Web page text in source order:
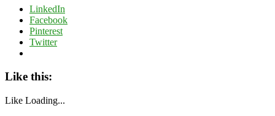
LinkedIn
Facebook
Pinterest
Twitter
Like this:
Like Loading...